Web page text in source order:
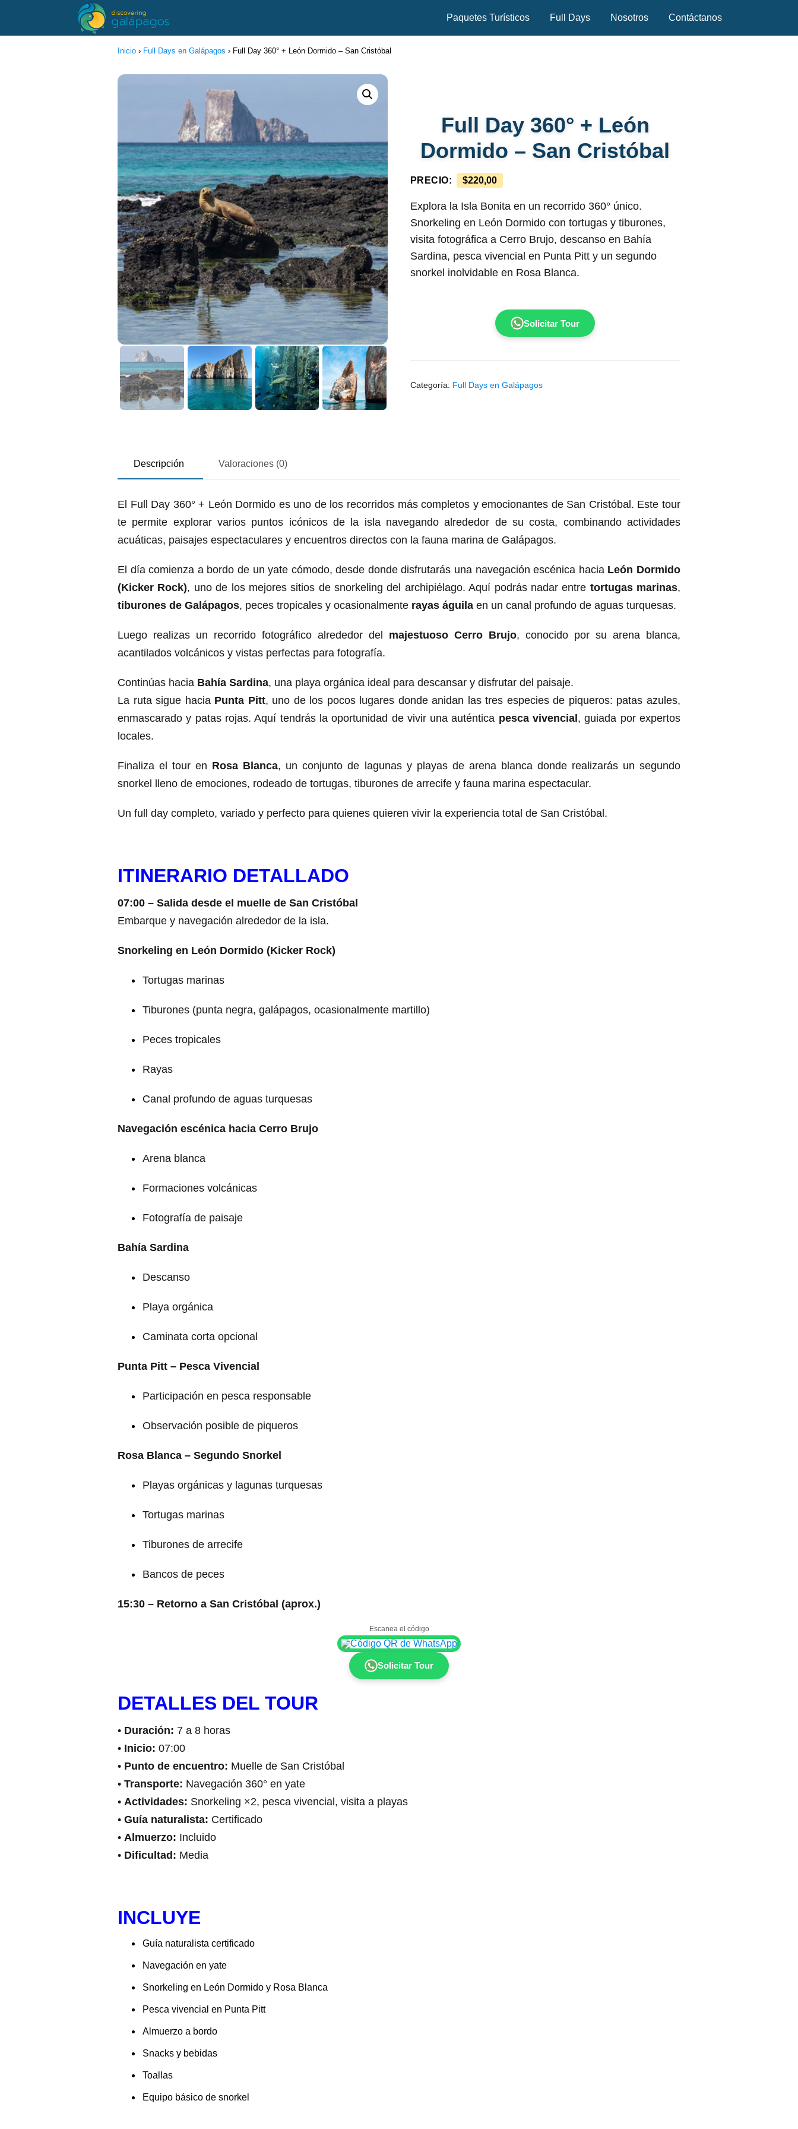
Paquetes Turísticos Full Days Nosotros Contáctanos
Inicio › Full Days en Galápagos › Full Day 360° + León Dormido – San Cristóbal
Full Day 360° + León
Dormido – San Cristóbal
PRECIO: $220,00
Explora la Isla Bonita en un recorrido 360° único.
Snorkeling en León Dormido con tortugas y tiburones,
visita fotográfica a Cerro Brujo, descanso en Bahía
Sardina, pesca vivencial en Punta Pitt y un segundo
snorkel inolvidable en Rosa Blanca.
Solicitar Tour
Categoría: Full Days en Galápagos
Descripción Valoraciones (0)
El Full Day 360° + León Dormido es uno de los recorridos más completos y emocionantes de San Cristóbal. Este tour
te permite explorar varios puntos icónicos de la isla navegando alrededor de su costa, combinando actividades
acuáticas, paisajes espectaculares y encuentros directos con la fauna marina de Galápagos.
El día comienza a bordo de un yate cómodo, desde donde disfrutarás una navegación escénica hacia León Dormido
(Kicker Rock), uno de los mejores sitios de snorkeling del archipiélago. Aquí podrás nadar entre tortugas marinas,
tiburones de Galápagos, peces tropicales y ocasionalmente rayas águila en un canal profundo de aguas turquesas.
Luego realizas un recorrido fotográfico alrededor del majestuoso Cerro Brujo, conocido por su arena blanca,
acantilados volcánicos y vistas perfectas para fotografía.
Continúas hacia Bahía Sardina, una playa orgánica ideal para descansar y disfrutar del paisaje.
La ruta sigue hacia Punta Pitt, uno de los pocos lugares donde anidan las tres especies de piqueros: patas azules,
enmascarado y patas rojas. Aquí tendrás la oportunidad de vivir una auténtica pesca vivencial, guiada por expertos
locales.
Finaliza el tour en Rosa Blanca, un conjunto de lagunas y playas de arena blanca donde realizarás un segundo
snorkel lleno de emociones, rodeado de tortugas, tiburones de arrecife y fauna marina espectacular.
Un full day completo, variado y perfecto para quienes quieren vivir la experiencia total de San Cristóbal.
ITINERARIO DETALLADO
07:00 – Salida desde el muelle de San Cristóbal
Embarque y navegación alrededor de la isla.
Snorkeling en León Dormido (Kicker Rock)
Tortugas marinas
Tiburones (punta negra, galápagos, ocasionalmente martillo)
Peces tropicales
Rayas
Canal profundo de aguas turquesas
Navegación escénica hacia Cerro Brujo
Arena blanca
Formaciones volcánicas
Fotografía de paisaje
Bahía Sardina
Descanso
Playa orgánica
Caminata corta opcional
Punta Pitt – Pesca Vivencial
Participación en pesca responsable
Observación posible de piqueros
Rosa Blanca – Segundo Snorkel
Playas orgánicas y lagunas turquesas
Tortugas marinas
Tiburones de arrecife
Bancos de peces
15:30 – Retorno a San Cristóbal (aprox.)
Escanea el código
Solicitar Tour
DETALLES DEL TOUR
• Duración: 7 a 8 horas
• Inicio: 07:00
• Punto de encuentro: Muelle de San Cristóbal
• Transporte: Navegación 360° en yate
• Actividades: Snorkeling ×2, pesca vivencial, visita a playas
• Guía naturalista: Certificado
• Almuerzo: Incluido
• Dificultad: Media
INCLUYE
Guía naturalista certificado
Navegación en yate
Snorkeling en León Dormido y Rosa Blanca
Pesca vivencial en Punta Pitt
Almuerzo a bordo
Snacks y bebidas
Toallas
Equipo básico de snorkel